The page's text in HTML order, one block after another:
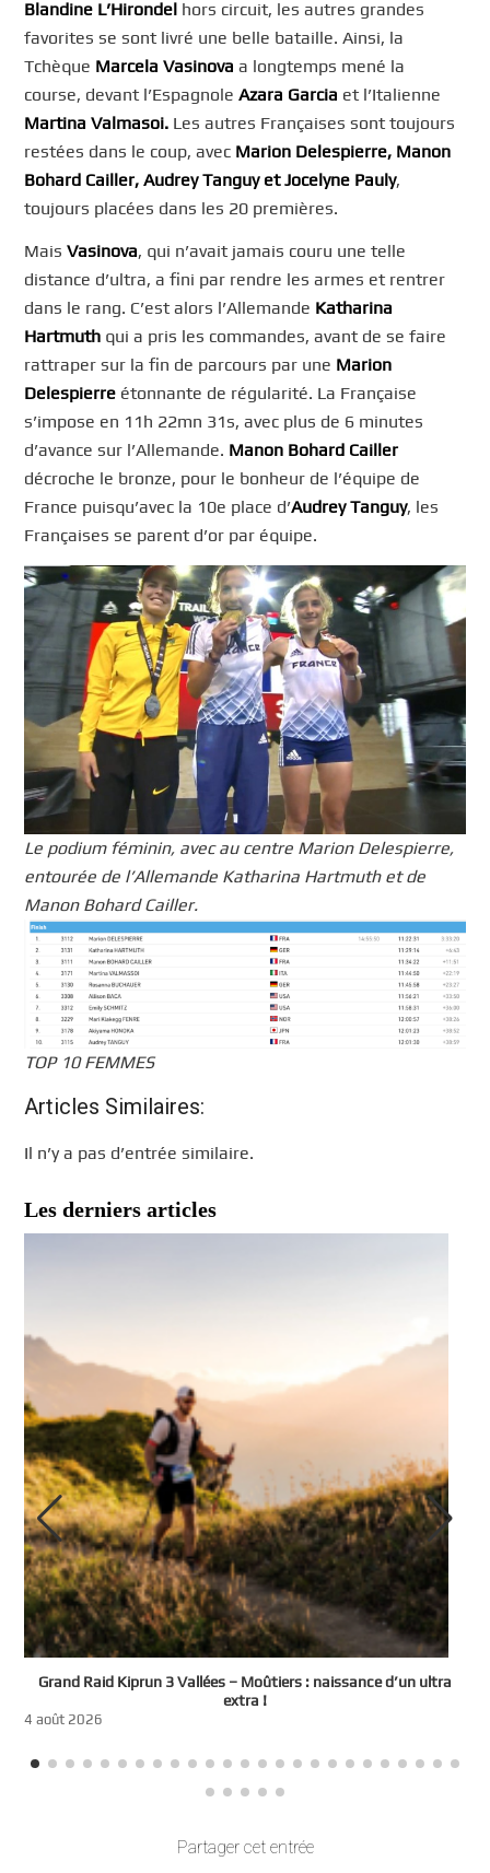
Blandine L’Hirondel hors circuit, les autres grandes
favorites se sont livré une belle bataille. Ainsi, la
Tchèque Marcela Vasinova a longtemps mené la
course, devant l’EspagnoleAzara Garcia et l’Italienne
Martina Valmasoi. Les autres Françaises sont toujours
restées dans le coup, avec Marion Delespierre, Manon
Bohard Cailler, Audrey Tanguy et Jocelyne Pauly,
toujours placées dans les 20 premières.
MaisVasinova, qui n’avait jamais couru une telle
distance d’ultra, a fini par rendre les armes et rentrer
dans le rang. C’est alors l’Allemande Katharina
Hartmuth qui a pris les commandes, avant de se faire
rattraper sur la fin de parcours par une Marion
Delespierre étonnante de régularité. La Française
s’impose en 11h 22mn 31s, avec plus de 6 minutes
d’avance sur l’Allemande. Manon Bohard Cailler
décroche le bronze, pour le bonheur de l’équipe de
France puisqu’avec la 10e place d’Audrey Tanguy, les
Françaises se parent d’or par équipe.
Le podium féminin, avec au centre Marion Delespierre,
entourée de l’Allemande Katharina Hartmuth et de
Manon Bohard Cailler.
TOP 10 FEMMES
Articles Similaires:
Il n’y a pas d’entrée similaire.
Les derniers articles
Grand Raid Kiprun 3 Vallées – Moûtiers : naissance d’un ultra
extra !
4 août 2026
Partager cet entrée